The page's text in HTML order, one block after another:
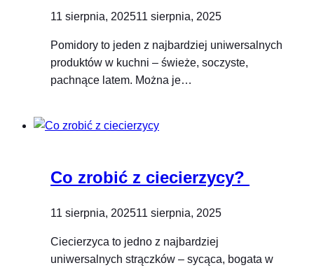
11 sierpnia, 202511 sierpnia, 2025
Pomidory to jeden z najbardziej uniwersalnych
produktów w kuchni – świeże, soczyste,
pachnące latem. Można je…
Co zrobić z ciecierzycy?
11 sierpnia, 202511 sierpnia, 2025
Ciecierzyca to jedno z najbardziej
uniwersalnych strączków – sycąca, bogata w